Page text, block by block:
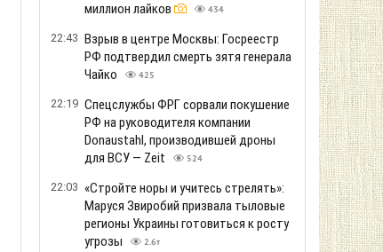
миллион лайков
434
22:43 Взрыв в центре Москвы: Госреестр
РФ подтвердил смерть зятя генерала
Чайко
425
22:19 Спецслужбы ФРГ сорвали покушение
РФ на руководителя компании
Donaustahl, производившей дроны
для ВСУ — Zeit
524
22:03 «Стройте норы и учитесь стрелять»:
Маруся Звиробий призвала тыловые
регионы Украины готовиться к росту
угрозы
2.6т